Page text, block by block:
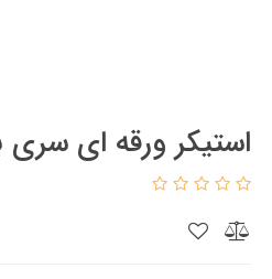
استیکر ورقه ای سری